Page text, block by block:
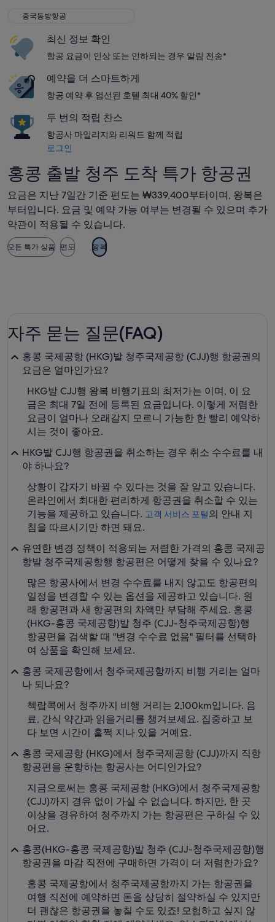
중국동방항공
중국동방항공
최신 정보 확인
항공 요금이 인상 또는 인하되는 경우 알림 전송*
예약을 더 스마트하게
항공 예약 후 엄선된 호텔 최대 40% 할인*
두 번의 적립 찬스
항공사 마일리지와 리워드 함께 적립
로그인
홍콩 출발 청주 도착 특가 항공권
요금은 지난 7일간 기준 편도는 ₩339,400부터이며, 왕복은
부터입니다. 요금 및 예약 가능 여부는 변경될 수 있으며 추가
약관이 적용될 수 있습니다.
모든 특가 상품 편도 왕복
자주 묻는 질문(FAQ)
홍콩 국제공항 (HKG)발 청주국제공항 (CJJ)행 항공권의
요금은 얼마인가요?
HKG발 CJJ행 왕복 비행기표의 최저가는 이며, 이 요
금은 최대 7일 전에 등록된 요금입니다. 이렇게 저렴한
요금이 얼마나 오래갈지 모르니 가능한 한 빨리 예약하
시는 것이 좋아요.
HKG발 CJJ행 항공권을 취소하는 경우 취소 수수료를 내
야 하나요?
상황이 갑자기 바뀔 수 있다는 것을 잘 알고 있습니다.
온라인에서 최대한 편리하게 항공권을 취소할 수 있는
기능을 제공하고 있습니다. 고객 서비스 포털의 안내 지
침을 따르시기만 하면 돼요.
유연한 변경 정책이 적용되는 저렴한 가격의 홍콩 국제공
항발 청주국제공항행 항공편은 어떻게 찾을 수 있나요?
많은 항공사에서 변경 수수료를 내지 않고도 항공편의
일정을 변경할 수 있는 옵션을 제공하고 있습니다. 원
래 항공편과 새 항공편의 차액만 부담해 주세요. 홍콩
(HKG-홍콩 국제공항)발 청주 (CJJ-청주국제공항)행
항공편을 검색할 때 "변경 수수료 없음" 필터를 선택하
여 상품을 확인해 보세요.
홍콩 국제공항에서 청주국제공항까지 비행 거리는 얼마
나 되나요?
첵랍콕에서 청주까지 비행 거리는 2,100km입니다. 음
료, 간식 약간과 읽을거리를 챙겨보세요. 집중하고 보
다 보면 시간이 훌쩍 지나 있을 거예요.
홍콩 국제공항 (HKG)에서 청주국제공항 (CJJ)까지 직항
항공편을 운항하는 항공사는 어디인가요?
지금으로써는 홍콩 국제공항 (HKG)에서 청주국제공항
(CJJ)까지 경유 없이 가실 수 없습니다. 하지만, 한 곳
이상을 경유하여 청주까지 가는 항공편은 구하실 수 있
어요.
홍콩(HKG-홍콩 국제공항)발 청주 (CJJ-청주국제공항)행
항공권을 마감 직전에 구매하면 가격이 더 저렴한가요?
홍콩 국제공항에서 청주국제공항까지 가는 항공권을
여행 직전에 예약하면 돈을 상당히 절약하실 수 있지만
더 괜찮은 항공권을 놓칠 수도 있죠! 모험하고 싶지 않